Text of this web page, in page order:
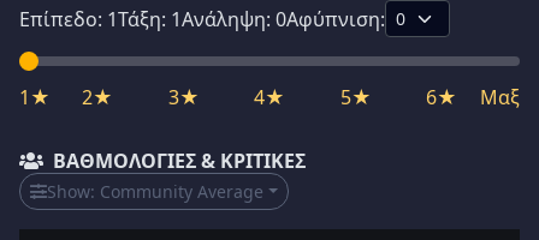
Επίπεδο: 1Τάξη: 1Ανάληψη: 0Αφύπνιση:
1★ 2★ 3★ 4★ 5★ 6★ Μαξ
ΒΑΘΜΟΛΟΓΊΕΣ & ΚΡΙΤΙΚΈΣ
Show: Community Average